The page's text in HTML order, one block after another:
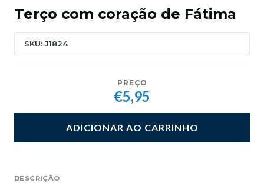
Terço com coração de Fátima
SKU: J1824
PREÇO
€5,95
ADICIONAR AO CARRINHO
DESCRIÇÃO